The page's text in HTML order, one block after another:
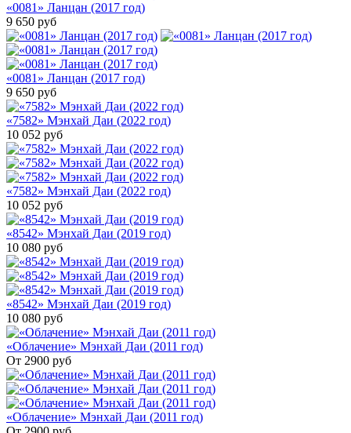
«0081» Ланцан (2017 год)
9 650 руб
«0081» Ланцан (2017 год)
9 650 руб
«7582» Мэнхай Даи (2022 год)
10 052 руб
«7582» Мэнхай Даи (2022 год)
10 052 руб
«8542» Мэнхай Даи (2019 год)
10 080 руб
«8542» Мэнхай Даи (2019 год)
10 080 руб
«Облачение» Мэнхай Даи (2011 год)
От 2900 руб
«Облачение» Мэнхай Даи (2011 год)